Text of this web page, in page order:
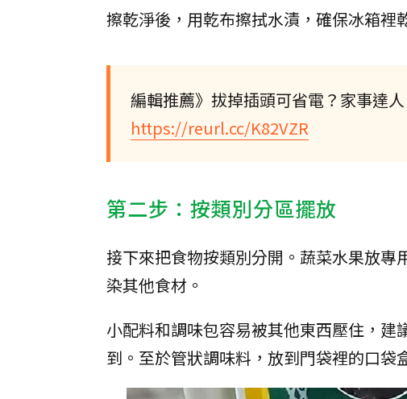
擦乾淨後，用乾布擦拭水漬，確保冰箱裡
編輯推薦》拔掉插頭可省電？家事達
https://reurl.cc/K82VZR
第二步：按類別分區擺放
接下來把食物按類別分開。蔬菜水果放
染其他食材。
小配料和調味包容易被其他東西壓住，
到。至於管狀調味料，放到門袋裡的口袋